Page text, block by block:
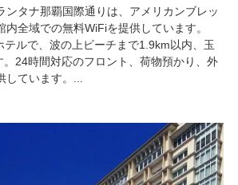
ンタナ那覇国際通りは、アメリカンブレッ
内全域での無料WiFiを提供しています。
ルで、波の上ビーチまで1.9km以内、玉
24時間対応のフロント、荷物預かり、外
しています。...